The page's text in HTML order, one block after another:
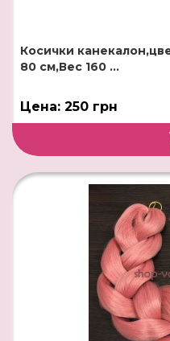
Косички
80 см,Вес 160 ...
Цена: 250 грн